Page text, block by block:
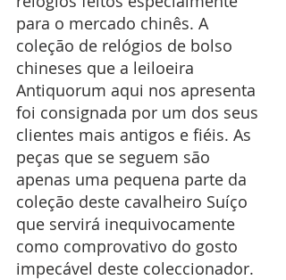
para o mercado chinês. A
coleção de relógios de bolso
chineses que a leiloeira
Antiquorum aqui nos apresenta
foi consignada por um dos seus
clientes mais antigos e fiéis. As
peças que se seguem são
apenas uma pequena parte da
coleção deste cavalheiro Suíço
que servirá inequivocamente
como comprovativo do gosto
impecável deste coleccionador.